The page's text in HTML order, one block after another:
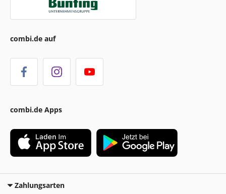
combi.de auf
combi.de Apps
Zahlungsarten